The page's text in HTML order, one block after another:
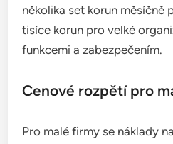
několika set korun měsíčně
tisíce korun pro velké
funkcemi a zabezpečením.
Cenové rozpětí pro
Pro malé firmy se náklady